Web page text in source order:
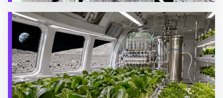
TEHNOLOGIJA